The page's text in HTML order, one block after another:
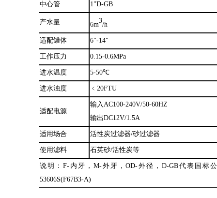
中心管 1"D-GB
产水量 6m
3
/h
适配罐体 6"-14"
工作压力 0.15-0.6MPa
进水温度 5-50℃
进水浊度 ﹤20FTU
适配电源
输入AC100-240V/50-60HZ
输出DC12V/1.5A
适用场合 活性炭过滤器/砂过滤器
使用滤料 石英砂/活性炭等
说明：F-内牙，M-外牙，OD-外径，D-GB代表国标
53606S(F67B3-A)